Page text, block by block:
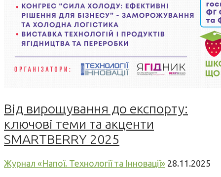
Від вирощування до експорту:
ключові теми та акценти
SMARTBERRY 2025
Журнал «Напої. Технології та Інновації» 28.11.2025